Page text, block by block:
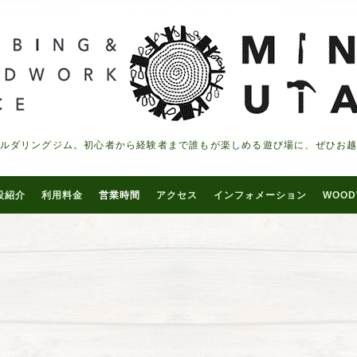
ダリングジム。初心者から経験者まで誰もが楽しめる遊び場に、ぜひお
紹介 利用料金 営業時間 アクセス インフォメーション